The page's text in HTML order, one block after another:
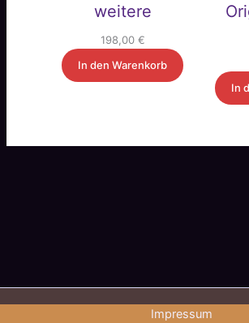
weitere
198,00 €
In den Warenkorb
In
Impressum